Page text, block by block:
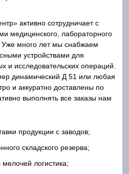
активно сотрудничает с
медицинского, лабораторного
Уже много лет мы снабжаем
устройствами для
и исследовательских операций.
динамический Д 51 или любая
и аккуратно доставлены по
выполнять все заказы нам
продукции с заводов;
складского резерва;
мелочей логистика;